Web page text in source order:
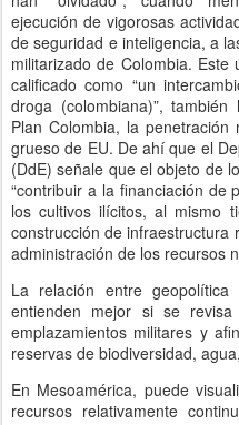
ejecución de vigorosas
de seguridad e inteligencia, a
militarizado de Colombia.
calificado como “un
droga (colombiana)”,
Plan Colombia, la
grueso de EU. De ahí que el
(DdE) señale que el objeto de
“contribuir a la financiación de
los cultivos ilícitos, al mismo
construcción de
administración de los recursos
La relación entre
entienden mejor si se revisa
emplazamientos militares y
reservas de biodiversidad,
En Mesoamérica, puede
recursos relativamente